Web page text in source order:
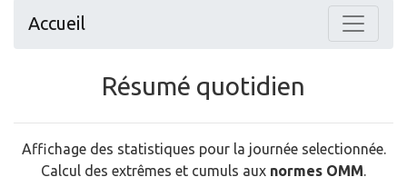
Accueil
Résumé quotidien
Affichage des statistiques pour la journée selectionnée.
Calcul des extrêmes et cumuls aux normes OMM.